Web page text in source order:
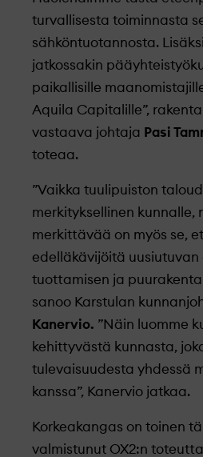
turvallisesta toiminnasta
sähköntuotannosta.
jatkossakin
paikallisille
Aquila Capitalille”,
vastaava johtaja Pasi
toteaa.
”Vaikka tuulipuiston
merkityksellinen kunnalle,
merkittävää on myös se,
edelläkävijöitä uusiutuvan
tuottamisen ja
sanoo Karstulan
Kanervio. ”Näin luomme
kehittyvästä kunnasta,
tulevaisuudesta yhdessä
kanssa”, Kanervio jatkaa.
Korkeakangas on toinen
valmistunut OX2:n